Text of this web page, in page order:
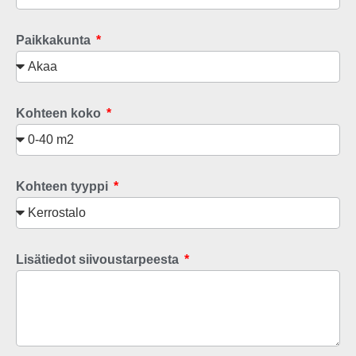
Paikkakunta
Kohteen koko
Kohteen tyyppi
Lisätiedot siivoustarpeesta